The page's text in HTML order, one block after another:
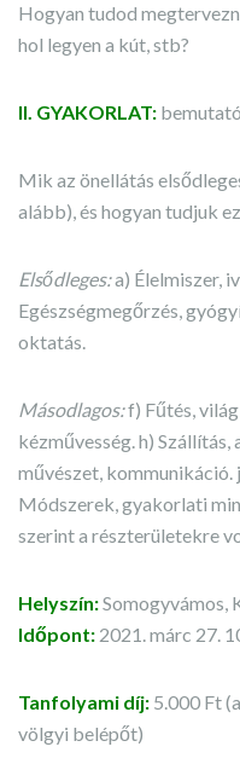
Hogyan tudod
hol legyen a kút, stb?
II. GYAKORLAT:
Mik az önellátás
alább), és hogyan tudjuk
Elsődleges:a) Élelmiszer,
Egészségmegőrzés,
oktatás.
Másodlagos:f) Fűtés,
kézművesség. h)
művészet, kommunikáció.
Módszerek, gyakorlati
szerint a részterületekre
Helyszín:Somogyvámos,
Időpont: 2021. márc 27.
Tanfolyami díj: 5.000 Ft
völgyi belépőt)